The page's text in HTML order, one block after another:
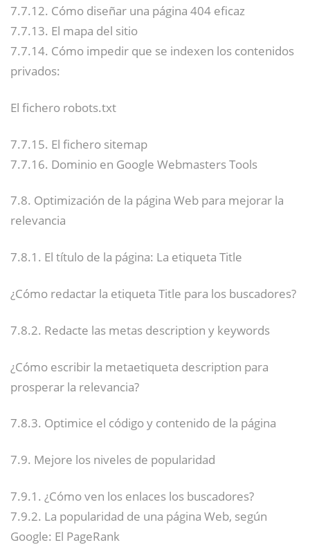
7.7.12. Cómo diseñar una página 404 eficaz
7.7.13. El mapa del sitio
7.7.14. Cómo impedir que se indexen los contenidos
privados:
El fichero robots.txt
7.7.15. El fichero sitemap
7.7.16. Dominio en Google Webmasters Tools
7.8. Optimización de la página Web para mejorar la
relevancia
7.8.1. El título de la página: La etiqueta Title
¿Cómo redactar la etiqueta Title para los buscadores?
7.8.2. Redacte las metas description y keywords
¿Cómo escribir la metaetiqueta description para
prosperar la relevancia?
7.8.3. Optimice el código y contenido de la página
7.9. Mejore los niveles de popularidad
7.9.1. ¿Cómo ven los enlaces los buscadores?
7.9.2. La popularidad de una página Web, según
Google: El PageRank